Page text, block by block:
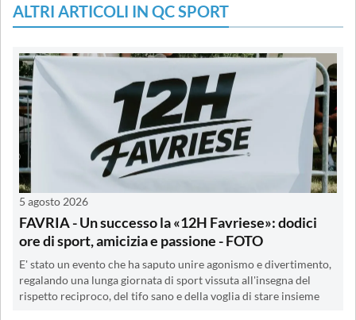
ALTRI ARTICOLI IN QC SPORT
5 agosto 2026
FAVRIA - Un successo la «12H Favriese»: dodici
ore di sport, amicizia e passione - FOTO
E' stato un evento che ha saputo unire agonismo e divertimento,
regalando una lunga giornata di sport vissuta all'insegna del
rispetto reciproco, del tifo sano e della voglia di stare insieme